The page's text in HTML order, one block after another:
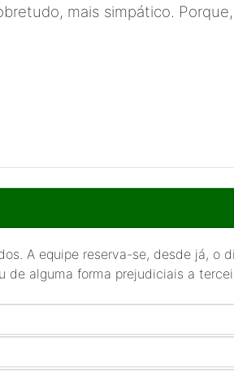
mais simpático.
A equipe reserva-se, desde já, o
de alguma forma prejudiciais a